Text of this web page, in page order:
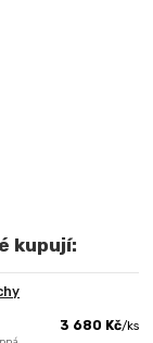
kupují:
3 680 Kč/ks